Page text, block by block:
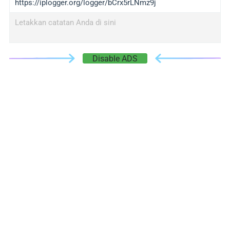
https://iplogger.org/logger/bCrx5rLNmz9j
Letakkan catatan Anda di sini
Disable ADS